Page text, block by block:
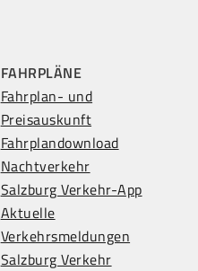
FAHRPLÄNE
Fahrplan- und
Preisauskunft
Fahrplandownload
Nachtverkehr
Salzburg Verkehr-App
Aktuelle
Verkehrsmeldungen
Salzburg Verkehr